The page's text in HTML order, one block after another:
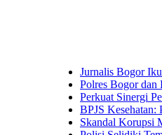
Jurnalis Bogor Ikuti
Polres Bogor dan BMSN
Perkuat Sinergi
BPJS Kesehatan:
Skandal Korupsi Minyak